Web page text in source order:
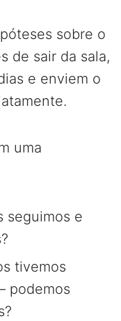
sobre o
de sair da sala,
e enviem o
uma
seguimos e
tivemos
podemos